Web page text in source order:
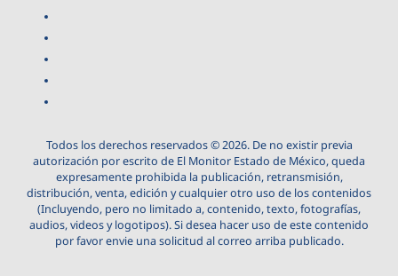
Todos los derechos reservados © 2026. De no existir previa
autorización por escrito de El Monitor Estado de México, queda
expresamente prohibida la publicación, retransmisión,
distribución, venta, edición y cualquier otro uso de los contenidos
(Incluyendo, pero no limitado a, contenido, texto, fotografías,
audios, videos y logotipos). Si desea hacer uso de este contenido
por favor envie una solicitud al correo arriba publicado.